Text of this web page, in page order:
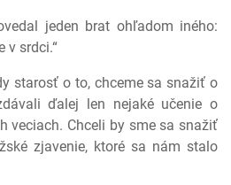
jeden brat ohľadom iného:
v srdci.“
starosť o to, chceme sa snažiť o
ďalej len nejaké učenie o
veciach. Chceli by sme sa snažiť
zjavenie, ktoré sa nám stalo